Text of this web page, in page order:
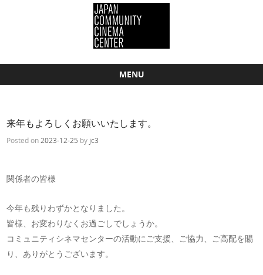
MENU
来年もよろしくお願いいたします。
Posted on 2023-12-25 by jc3
関係者の皆様
今年も残りわずかとなりました。
皆様、お変わりなくお過ごしでしょうか。
コミュニティシネマセンターの活動にご支援、ご協力、ご高配を賜
り、ありがとうございます。